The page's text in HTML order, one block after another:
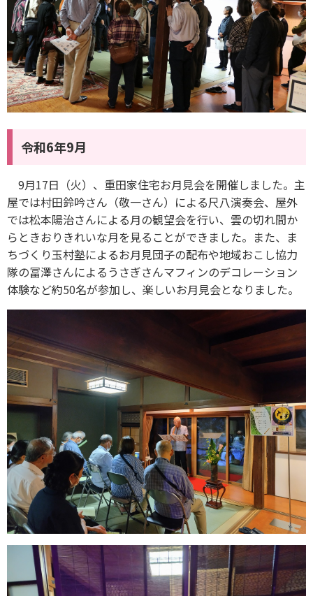
令和6年9月
9月17日（火）、重田家住宅お月見会を開催しました。主
屋では村田鈴吟さん（敬一さん）による尺八演奏会、屋外
では松本陽治さんによる月の観望会を行い、雲の切れ間か
らときおりきれいな月を見ることができました。また、ま
ちづくり玉村塾によるお月見団子の配布や地域おこし協力
隊の冨澤さんによるうさぎさんマフィンのデコレーション
体験など約50名が参加し、楽しいお月見会となりました。